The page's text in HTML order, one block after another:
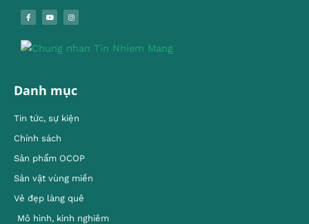
Danh mục
Tin tức, sự kiện
Chính sách
Sản phẩm OCOP
Sản vật vùng miền
Vẻ đẹp làng quê
Mô hình, kinh nghiêm